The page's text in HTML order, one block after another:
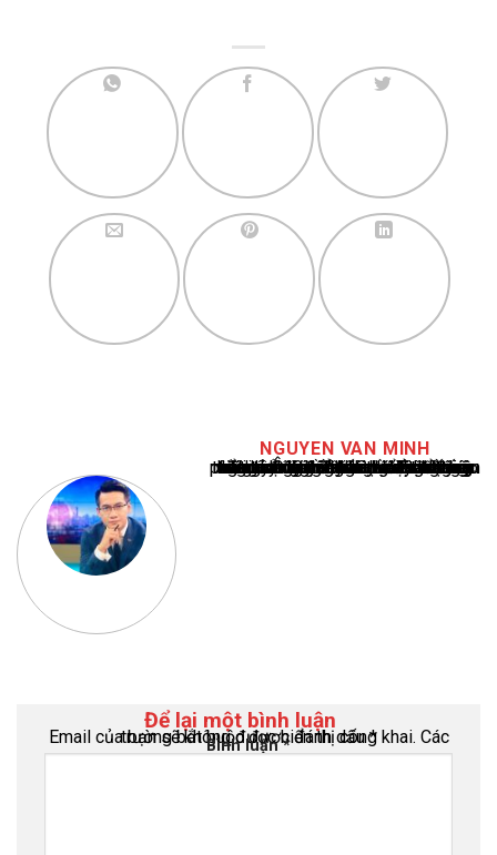
NGUYEN VAN MINH
Nguyễn Văn Minh là một trong những chuyên gia hàng đầu về báo cáo tin tức thể thao tại Việt Nam, với hơn 10 năm hoạt động trong ngành. Ông có kiến thức sâu rộng và kinh nghiệm đáng kể trong việc phân tích và báo cáo về các sự kiện thể thao hàng đầu. Sự hiểu biết sâu sắc của ông về ngành này đã giúp ông xây dựng uy tín và danh tiếng trong cộng đồng báo chí thể thao.
Để lại một bình luận
Email của bạn sẽ không được hiển thị công khai.
Các trường bắt buộc được đánh dấu*
Bình luận*